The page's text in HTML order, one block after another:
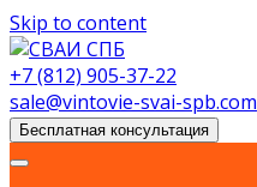
Skip to content
+7 (812) 905-37-22
sale@vintovie-svai-spb.com
Бесплатная консультация